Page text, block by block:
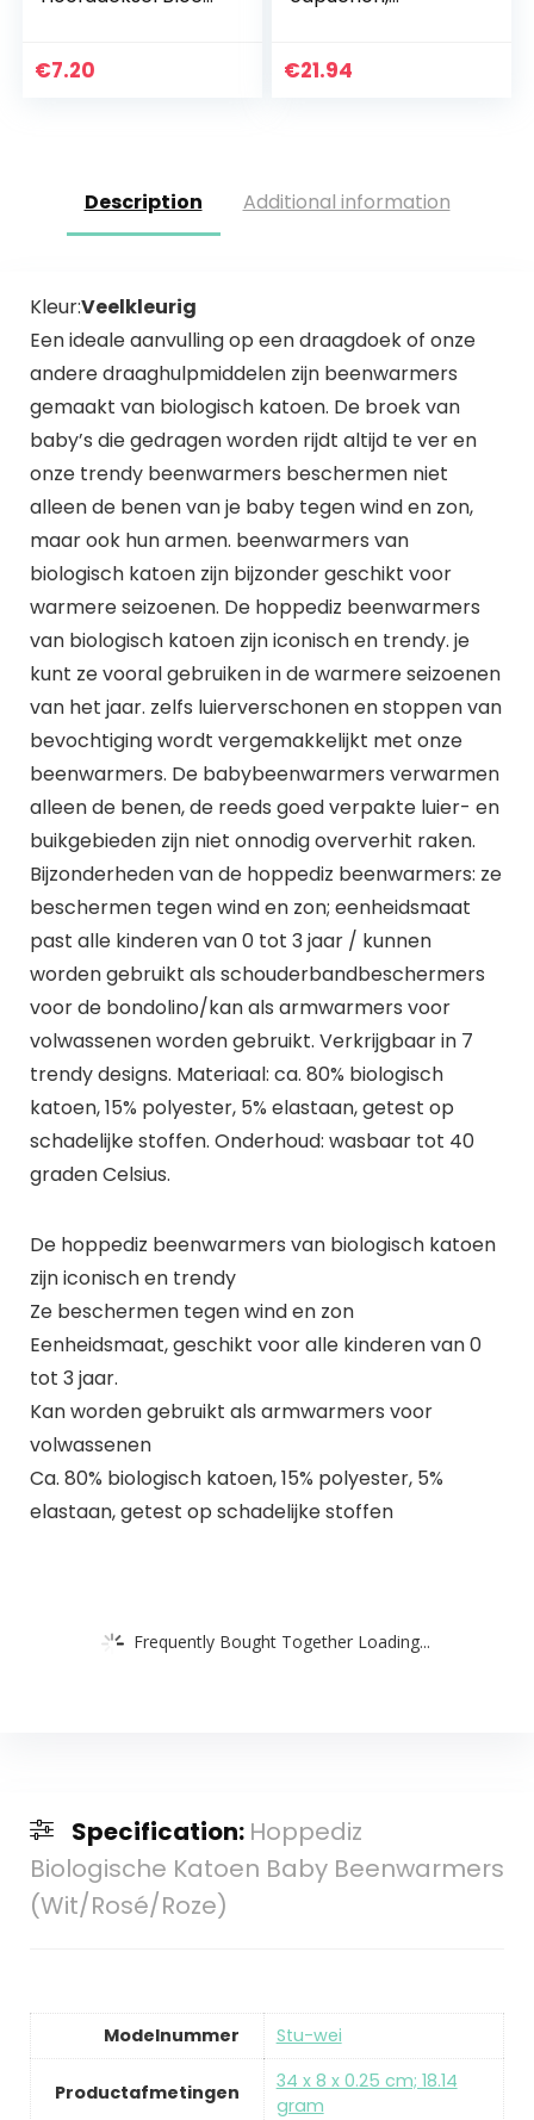
€7.20
overall, lange
€21.94
Description Additional information
Kleur:Veelkleurig
Een ideale aanvulling op een draagdoek of onze
andere draaghulpmiddelen zijn beenwarmers
gemaakt van biologisch katoen. De broek van
baby’s die gedragen worden rijdt altijd te ver en
onze trendy beenwarmers beschermen niet
alleen de benen van je baby tegen wind en zon,
maar ook hun armen. beenwarmers van
biologisch katoen zijn bijzonder geschikt voor
warmere seizoenen. De hoppediz beenwarmers
van biologisch katoen zijn iconisch en trendy. je
kunt ze vooral gebruiken in de warmere seizoenen
van het jaar. zelfs luierverschonen en stoppen van
bevochtiging wordt vergemakkelijkt met onze
beenwarmers. De babybeenwarmers verwarmen
alleen de benen, de reeds goed verpakte luier- en
buikgebieden zijn niet onnodig oververhit raken.
Bijzonderheden van de hoppediz beenwarmers: ze
beschermen tegen wind en zon; eenheidsmaat
past alle kinderen van 0 tot 3 jaar / kunnen
worden gebruikt als schouderbandbeschermers
voor de bondolino/kan als armwarmers voor
volwassenen worden gebruikt. Verkrijgbaar in 7
trendy designs. Materiaal: ca. 80% biologisch
katoen, 15% polyester, 5% elastaan, getest op
schadelijke stoffen. Onderhoud: wasbaar tot 40
graden Celsius.
De hoppediz beenwarmers van biologisch katoen
zijn iconisch en trendy
Ze beschermen tegen wind en zon
Eenheidsmaat, geschikt voor alle kinderen van 0
tot 3 jaar.
Kan worden gebruikt als armwarmers voor
volwassenen
Ca. 80% biologisch katoen, 15% polyester, 5%
elastaan, getest op schadelijke stoffen
Frequently Bought Together Loading...
Specification: Hoppediz
Biologische Katoen Baby Beenwarmers
(Wit/Rosé/Roze)
Modelnummer Stu-wei
Productafmetingen
34 x 8 x 0.25 cm; 18.14
gram